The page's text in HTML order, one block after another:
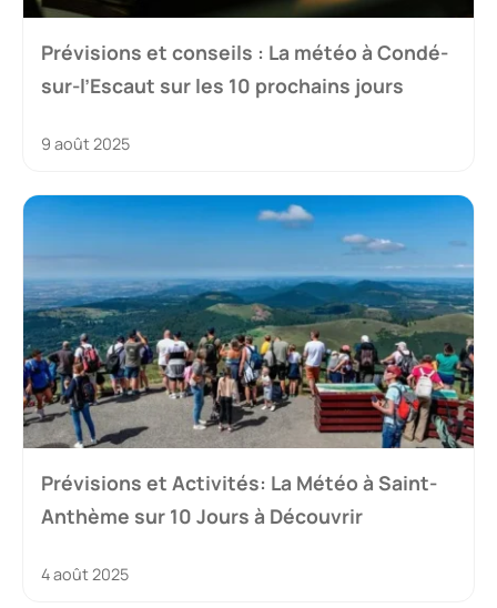
Prévisions et conseils : La météo à Condé-
sur-l’Escaut sur les 10 prochains jours
9 août 2025
Prévisions et Activités: La Météo à Saint-
Anthème sur 10 Jours à Découvrir
4 août 2025